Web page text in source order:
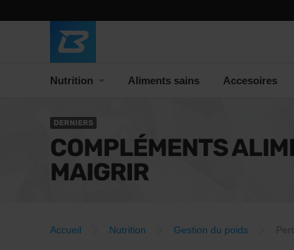
Nutrition Aliments sains Accesoires
DERNIERS
COMPLÉMENTS
MAIGRIR
Accueil Nutrition Gestion du poids